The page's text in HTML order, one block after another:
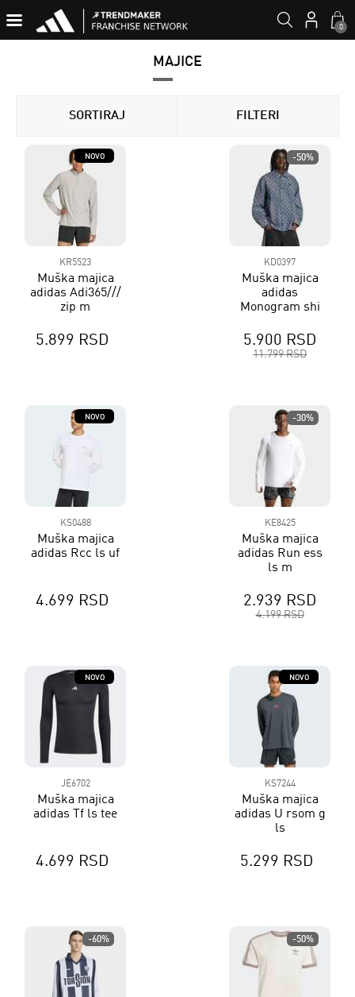
0
MAJICE
SORTIRAJ FILTERI
KR5523
Muška majica
adidas Adi365///
zip m
5.899 RSD
NOVO
KD0397
Muška majica
adidas
Monogram shi
5.900 RSD
11.799 RSD
-50%
KS0488
Muška majica
adidas Rcc ls uf
4.699 RSD
NOVO
KE8425
Muška majica
adidas Run ess
ls m
2.939 RSD
4.199 RSD
-30%
JE6702
Muška majica
adidas Tf ls tee
4.699 RSD
NOVO
KS7244
Muška majica
adidas U rsom g
ls
5.299 RSD
NOVO
-60% -50%